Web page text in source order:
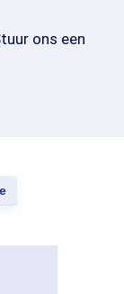
ons een